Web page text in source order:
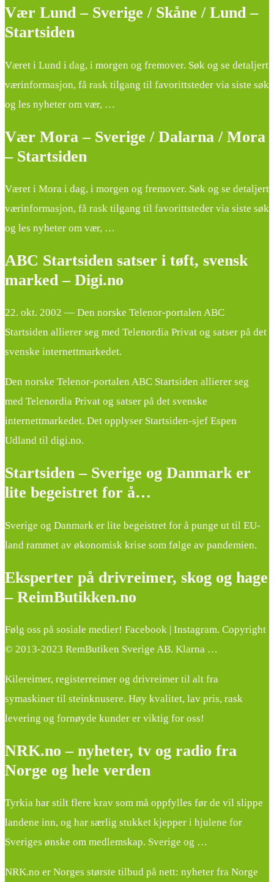
Vær Lund – Sverige / Skåne / Lund –
Startsiden
Været i Lund i dag, i morgen og fremover. Søk og se detaljert
værinformasjon, få rask tilgang til favorittsteder via siste søk
og les nyheter om vær, …
Vær Mora – Sverige / Dalarna / Mora
– Startsiden
Været i Mora i dag, i morgen og fremover. Søk og se detaljert
værinformasjon, få rask tilgang til favorittsteder via siste søk
og les nyheter om vær, …
ABC Startsiden satser i tøft, svensk
marked – Digi.no
22. okt. 2002 — Den norske Telenor-portalen ABC
Startsiden allierer seg med Telenordia Privat og satser på det
svenske internettmarkedet.
Den norske Telenor-portalen ABC Startsiden allierer seg
med Telenordia Privat og satser på det svenske
internettmarkedet. Det opplyser Startsiden-sjef Espen
Udland til digi.no.
Startsiden – Sverige og Danmark er
lite begeistret for å…
Sverige og Danmark er lite begeistret for å punge ut til EU-
land rammet av økonomisk krise som følge av pandemien.
Eksperter på drivreimer, skog og hage
– ReimButikken.no
Følg oss på sosiale medier! Facebook | Instagram. Copyright
© 2013-2023 RemButiken Sverige AB. Klarna …
Kilereimer, registerreimer og drivreimer til alt fra
symaskiner til steinknusere. Høy kvalitet, lav pris, rask
levering og fornøyde kunder er viktig for oss!
NRK.no – nyheter, tv og radio fra
Norge og hele verden
Tyrkia har stilt flere krav som må oppfylles før de vil slippe
landene inn, og har særlig stukket kjepper i hjulene for
Sveriges ønske om medlemskap. Sverige og …
NRK.no er Norges største tilbud på nett: nyheter fra Norge